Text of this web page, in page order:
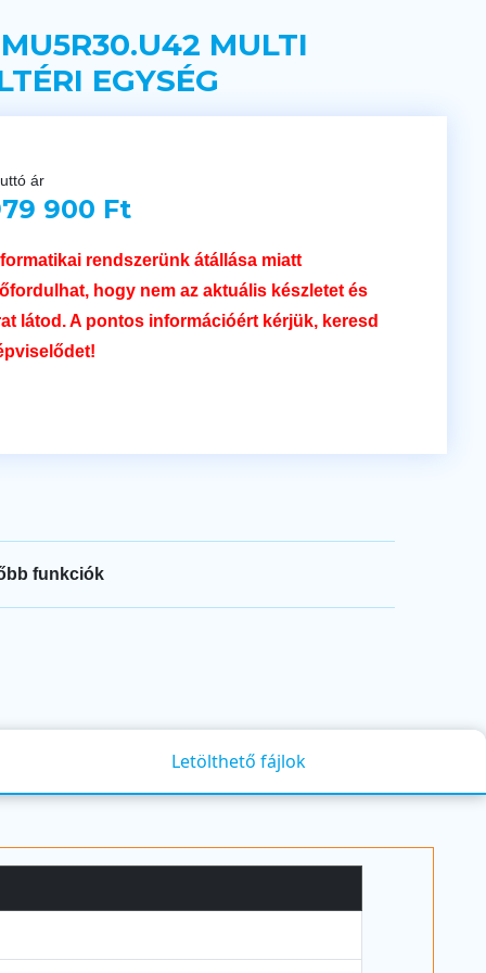
MULTI
EGYSÉG
ár
900 Ft
rendszerünk átállása miatt
hogy nem az aktuális készletet és
látod. A pontos információért kérjük, keresd
funkciók
Letölthető fájlok